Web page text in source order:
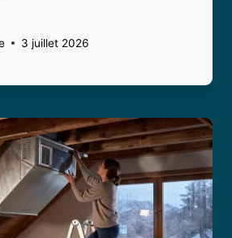
3 juillet 2026